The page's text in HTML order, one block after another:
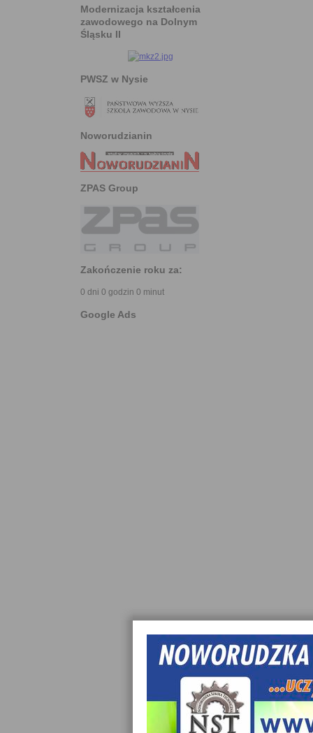
Modernizacja kształcenia
zawodowego na Dolnym
Śląsku II
PWSZ w Nysie
Noworudzianin
ZPAS Group
Zakończenie roku za:
0 dni 0 godzin 0 minut
Google Ads